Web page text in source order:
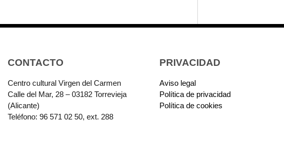
CONTACTO
Centro cultural Virgen del Carmen
Calle del Mar, 28 – 03182 Torrevieja
(Alicante)
Teléfono: 96 571 02 50, ext. 288
PRIVACIDAD
Aviso legal
Política de privacidad
Política de cookies